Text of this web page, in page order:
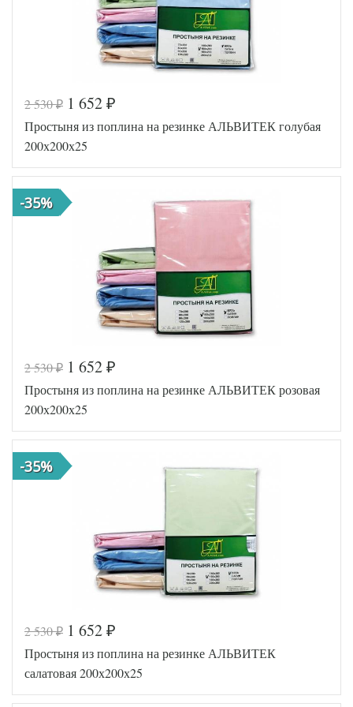
Код товара
516-660
Артикул
AL460704
Ткань
Размер
простыни
180х200
Производитель
Код товара
516-514
Артикул
AL460704
Ткань
Размер
простыни
200х200
Производитель
2 530₽ 1 652 ₽
Простыня из поплина на резинке АЛЬВИТЕК голубая
200х200х25
-35%
Код товара
516-765
Артикул
AL460704
8010815
Ткань
Поплин
200х200
2 530₽ 1 652 ₽
Простыня из поплина на резинке АЛЬВИТЕК розовая
200х200х25
-35%
2 530₽ 1 652 ₽
Простыня из поплина на резинке АЛЬВИТЕК
салатовая 200х200х25